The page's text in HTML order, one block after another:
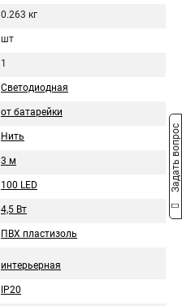
0.263 кг
шт
1
Светодиодная
от батарейки
Нить
3 м
100 LED
4,5 Вт
ПВХ пластизоль
интерьерная
IP20
Задать вопрос